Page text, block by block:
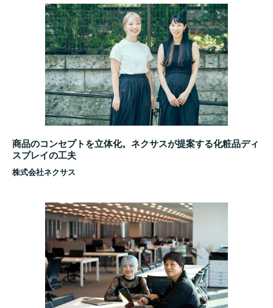
商品のコンセプトを立体化。ネクサスが提案する化粧品ディ
スプレイの工夫
株式会社ネクサス